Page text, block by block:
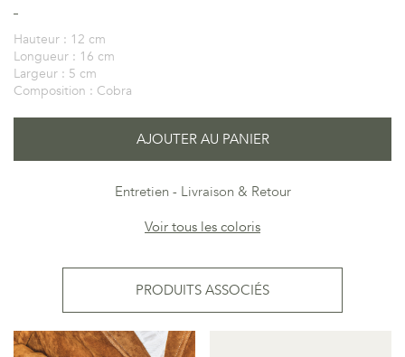
Hauteur : 12 cm
Longueur : 16 cm
Largeur : 5 cm
Composition : Cobra
AJOUTER AU PANIER
Entretien
Livraison & Retour
Voir tous les coloris
PRODUITS ASSOCIÉS